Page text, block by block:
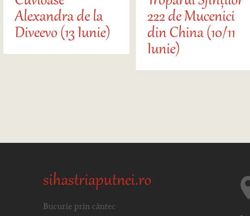
Alexandra de la
Diveevo (13 Iunie)
222 de Mucenici
din China (10/11
Iunie)
sihastriaputnei.ro
Bucurie prin cântec